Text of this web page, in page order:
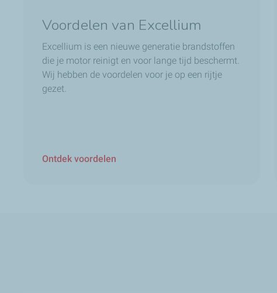
Voordelen van Excellium
Excellium is een nieuwe generatie brandstoffen
die je motor reinigt en voor lange tijd beschermt.
Wij hebben de voordelen voor je op een rijtje
gezet.
Ontdek voordelen